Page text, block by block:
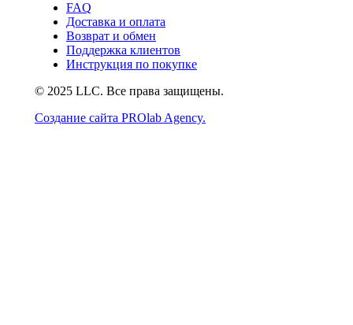
FAQ
Доставка и оплата
Возврат и обмен
Поддержка клиентов
Инструкция по покупке
© 2025 LLC. Все права защищены.
Создание сайта PROlab Agency.